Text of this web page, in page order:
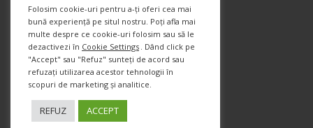
ANPC
Info Contact
Str. Semenic, Nr.1, Ap.5, Timisoara.
Telefon:(+4) 0747 066 701
Folosim cookie-uri pentru a-ți oferi cea mai
bună experiență pe situl nostru. Poți afla mai
multe despre ce cookie-uri folosim sau să le
dezactivezi în Cookie Settings . Dând click pe
"Accept" sau "Refuz" sunteți de acord sau
refuzați utilizarea acestor tehnologii în
scopuri de marketing și analitice.
REFUZ ACCEPT